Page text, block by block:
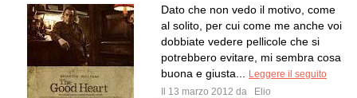
Dato che non vedo il motivo, come
al solito, per cui come me anche voi
dobbiate vedere pellicole che si
potrebbero evitare, mi sembra cosa
buona e giusta...
Leggere il seguito
Il 13 marzo 2012 da
Elio